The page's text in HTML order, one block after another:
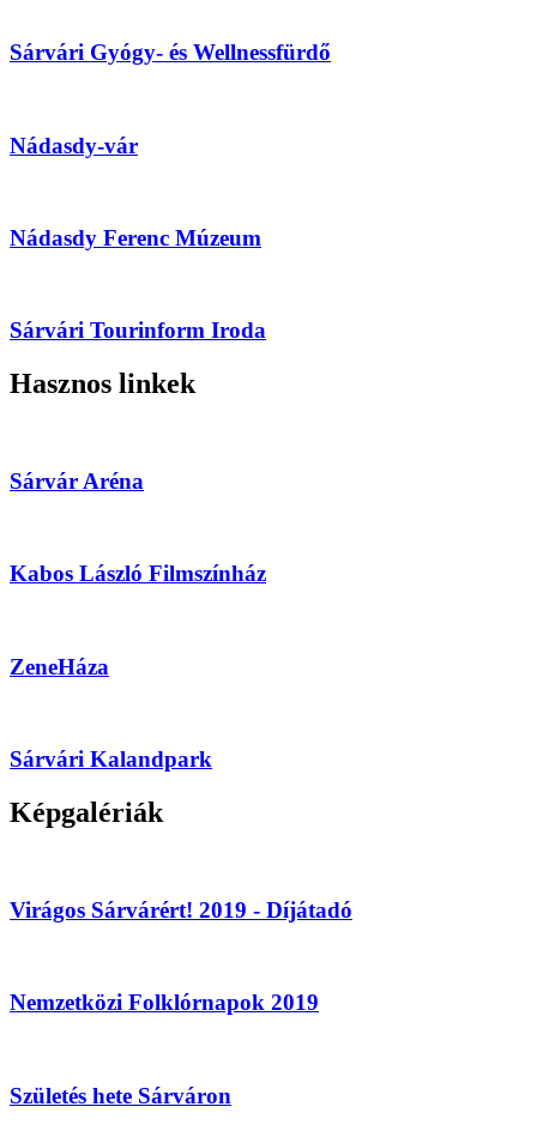
Sárvári Gyógy- és Wellnessfürdő
Nádasdy-vár
Nádasdy Ferenc Múzeum
Sárvári Tourinform Iroda
Hasznos linkek
Sárvár Aréna
Kabos László Filmszínház
ZeneHáza
Sárvári Kalandpark
Képgalériák
Virágos Sárvárért! 2019 - Díjátadó
Nemzetközi Folklórnapok 2019
Születés hete Sárváron